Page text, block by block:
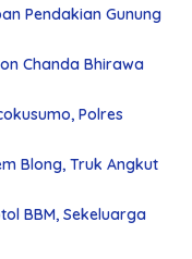
Pendakian Gunung
Chanda Bhirawa
Polres
Blong, Truk Angkut
BBM, Sekeluarga